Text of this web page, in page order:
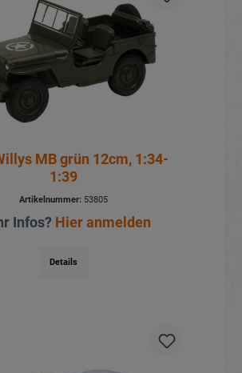
MB grün 12cm, 1:34-
1:39
Artikelnummer:53805
Infos? Hier anmelden
Details